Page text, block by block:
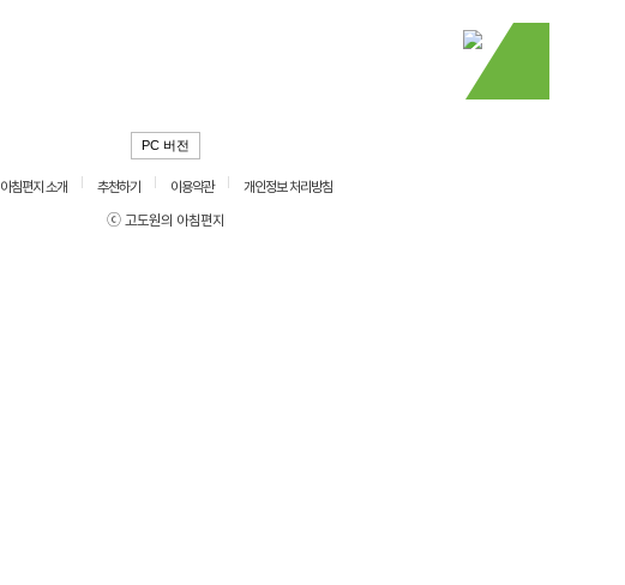
PC 버전
아침편지 소개 추천하기 이용약관
개인정보 처리방침
ⓒ 고도원의 아침편지